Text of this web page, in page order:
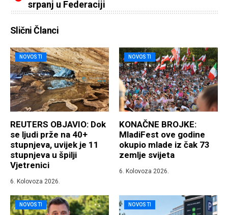
srpanj u Federaciji
Slični Članci
NOVOSTI
REUTERS OBJAVIO: Dok
se ljudi prže na 40+
stupnjeva, uvijek je 11
stupnjeva u špilji
Vjetrenici
6. Kolovoza 2026.
NOVOSTI
KONAČNE BROJKE:
MladiFest ove godine
okupio mlade iz čak 73
zemlje svijeta
6. Kolovoza 2026.
NOVOSTI NOVOSTI